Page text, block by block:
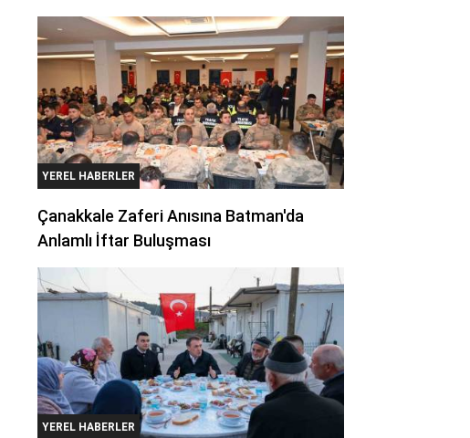
YEREL HABERLER
Çanakkale Zaferi Anısına Batman'da
Anlamlı İftar Buluşması
YEREL HABERLER